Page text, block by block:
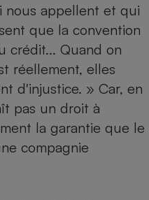
nous appellent et qui
que la convention
crédit... Quand on
réellement, elles
d'injustice. » Car, en
pas un droit à
la garantie que le
compagnie
Complément
alimentaire
Assurance emprunteur
Gros électroménager
Petit électroménager -
Téléphonie
Mutuelle